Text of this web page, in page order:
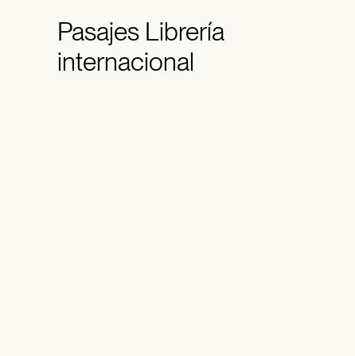
PasajesLibrería
internacional